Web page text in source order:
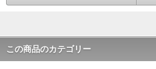
この商品のカテゴリー